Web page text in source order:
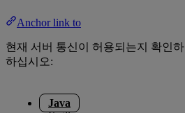
Anchor link to
현재 서버 통신이 허용되는지 확인
하십시오:
Java